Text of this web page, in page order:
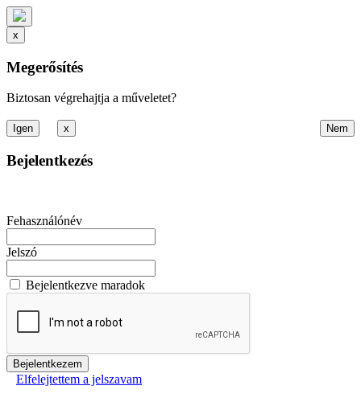
x
Megerősítés
Biztosan végrehajtja a műveletet?
x
Bejelentkezés
Fehasználónév
Jelszó
Bejelentkezve maradok
Elfelejtettem a jelszavam